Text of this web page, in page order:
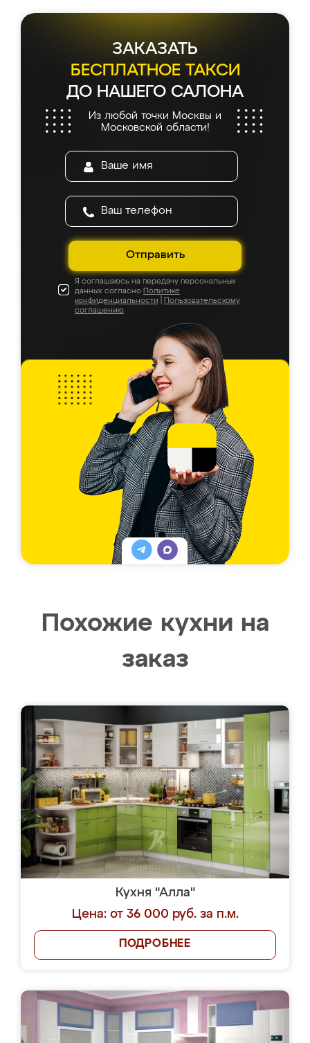
ЗАКАЗАТЬ
БЕСПЛАТНОЕ ТАКСИ
ДО НАШЕГО САЛОНА
Из любой точки Москвы и
Московской области!
Отправить
Я соглашаюсь на передачу персональных
данных согласно Политике
конфиденциальности
Пользовательскому
соглашению
Похожие кухни на
заказ
Кухня "Алла"
Цена: от 36 000 руб. за п.м.
ПОДРОБНЕЕ